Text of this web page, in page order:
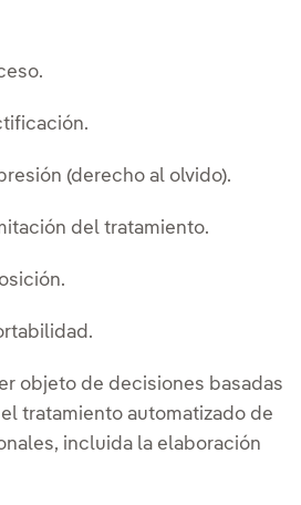
(derecho al olvido).
del tratamiento.
objeto de decisiones basadas
tratamiento automatizado de
incluida la elaboración